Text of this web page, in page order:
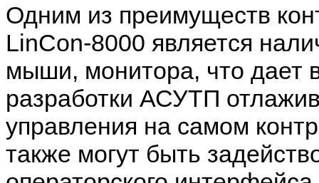
Одним из преимуществ
LinCon-8000 является
мыши, монитора, что дает
разработки АСУТП
управления на самом
также могут быть